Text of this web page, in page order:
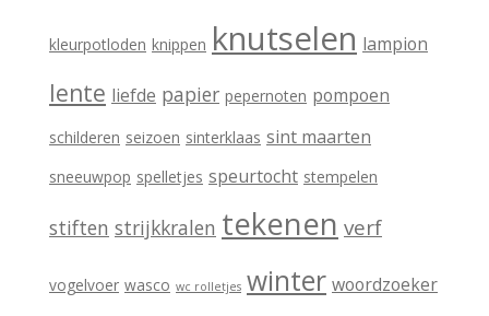
kleurpotloden knippen knutselen lampion
lente liefde papier pepernoten pompoen
schilderen seizoen sinterklaas sint maarten
sneeuwpop spelletjes speurtocht stempelen
stiften strijkkralen tekenen verf
vogelvoer wasco wc rolletjes winter woordzoeker